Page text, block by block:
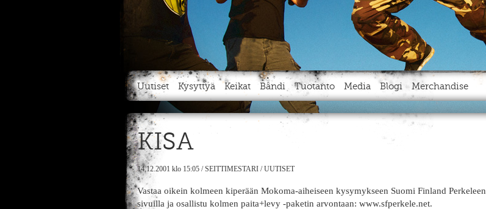
Uutiset Kysyttyä Keikat Bändi Tuotanto Media Blogi Merchandise
KISA
14.12.2001 klo 15:05 /SEITTIMESTARI /UUTISET
Vastaa oikein kolmeen kiperään Mokoma-aiheiseen kysymykseen Suomi Finland Perkeleen
sivuilla ja osallistu kolmen paita+levy -paketin arvontaan: www.sfperkele.net.